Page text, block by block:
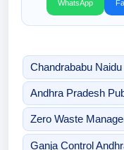
WhatsApp
Chandrababu Naidu
Andhra Pradesh
Zero Waste
Ganja Control